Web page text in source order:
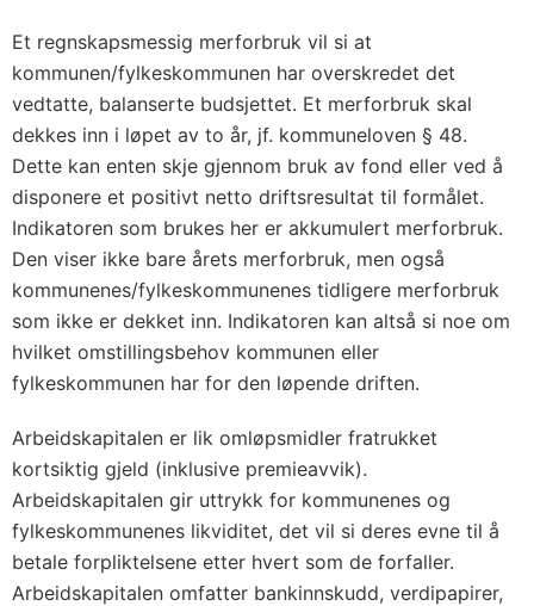
Et regnskapsmessig merforbruk vil si at
kommunen/fylkeskommunen har overskredet det
vedtatte, balanserte budsjettet. Et merforbruk skal
dekkes inn i løpet av to år, jf. kommuneloven § 48.
Dette kan enten skje gjennom bruk av fond eller ved å
disponere et positivt netto driftsresultat til formålet.
Indikatoren som brukes her er akkumulert merforbruk.
Den viser ikke bare årets merforbruk, men også
kommunenes/fylkeskommunenes tidligere merforbruk
som ikke er dekket inn. Indikatoren kan altså si noe om
hvilket omstillingsbehov kommunen eller
fylkeskommunen har for den løpende driften.
Arbeidskapitalen er lik omløpsmidler fratrukket
kortsiktig gjeld (inklusive premieavvik).
Arbeidskapitalen gir uttrykk for kommunenes og
fylkeskommunenes likviditet, det vil si deres evne til å
betale forpliktelsene etter hvert som de forfaller.
Arbeidskapitalen omfatter bankinnskudd, verdipapirer,